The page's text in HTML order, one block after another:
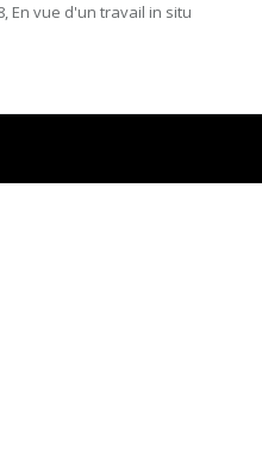
En vue d'un travail in situ